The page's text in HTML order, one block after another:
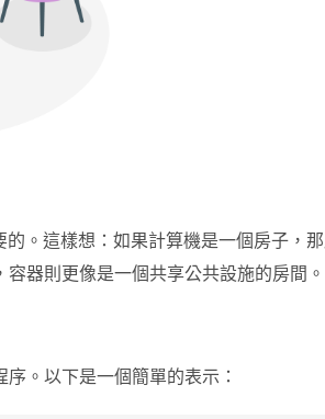
。這樣想：如果計算機是一個房子，
器則更像是一個共享公共設施的房間。
。以下是一個簡單的表示：